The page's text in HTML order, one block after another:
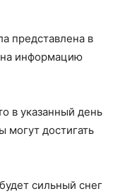
представлена в
информацию
в указанный день
могут достигать
сильный снег